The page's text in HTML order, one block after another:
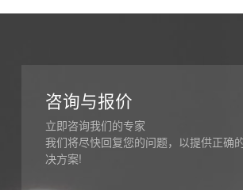
咨询与报价
立即咨询我们的专家
我们将尽快回复您的问题，以提供正确
决方案!